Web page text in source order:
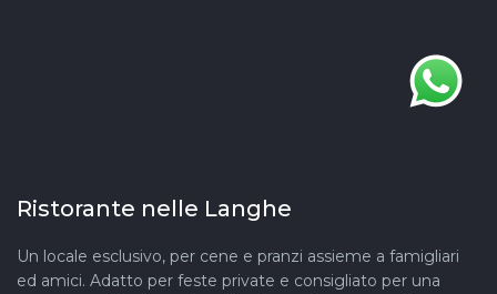
Ristorante nelle Langhe
Un locale esclusivo, per cene e pranzi assieme a famigliari
ed amici. Adatto per feste private e consigliato per una